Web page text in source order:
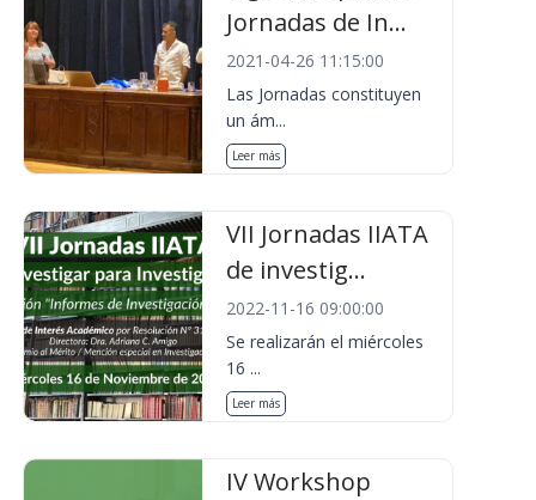
Jornadas de In...
2021-04-26 11:15:00
Las Jornadas constituyen
un ám...
Leer más
VII Jornadas IIATA
de investig...
2022-11-16 09:00:00
Se realizarán el miércoles
16 ...
Leer más
IV Workshop